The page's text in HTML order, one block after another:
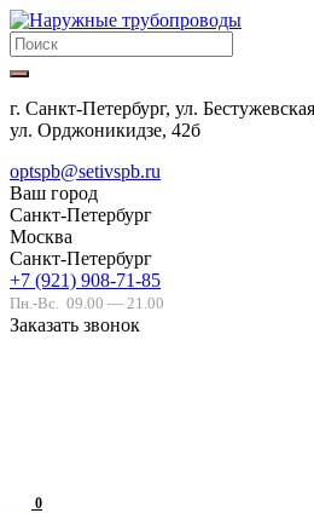
г. Санкт-Петербург, ул.
ул. Орджоникидзе, 42б
optspb@setivspb.ru
Ваш город
Санкт-Петербург
Москва
Санкт-Петербург
+7 (921) 908-71-85
Пн.-Вс. 09.00 — 21.00
Заказать звонок
0